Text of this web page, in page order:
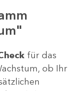
für das
ob Ihr